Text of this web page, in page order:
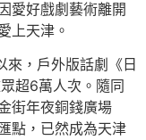
愛好戲劇藝術離開
上天津。
來，戶外版話劇《日
超6萬人次。隨同
街年夜銅錢廣場
點，已然成為天津